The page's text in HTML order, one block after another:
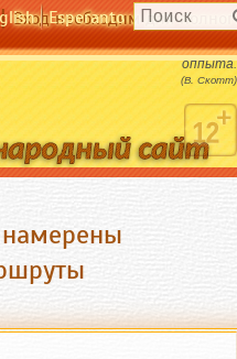
Вход необходим для
Esperanto
нет ничего лучше собственного
оппыта.
(В. Скотт)
намерены